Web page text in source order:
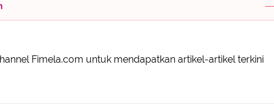
Fimela.com untuk mendapatkan artikel-artikel terkini